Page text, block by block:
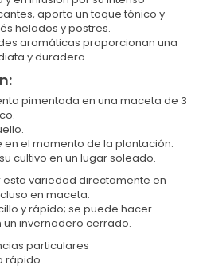
aporta un toque tónico y
helados y postres.
aromáticas proporcionan una
y duradera.
pimentada en una maceta de 3
el momento de la plantación.
cultivo en un lugar soleado.
variedad directamente en
en maceta.
y rápido; se puede hacer
invernadero cerrado.
particulares
rápido